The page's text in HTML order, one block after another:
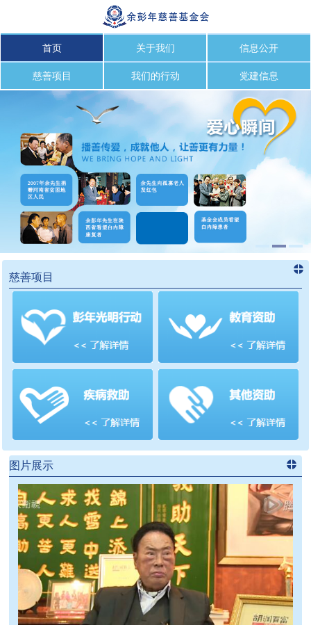
首页 关于我们 信息公开
慈善项目 我们的行动 党建信息
慈善项目
进入慈
>>
图片展示
建信息
频道